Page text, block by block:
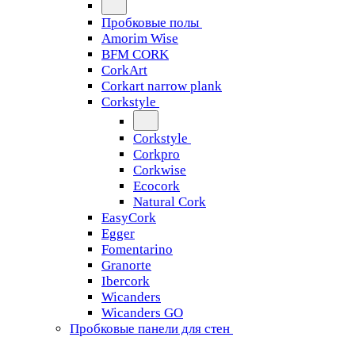
Пробковые полы
Amorim Wise
BFM CORK
CorkArt
Corkart narrow plank
Corkstyle
Corkstyle
Corkpro
Corkwise
Ecocork
Natural Cork
EasyCork
Egger
Fomentarino
Granorte
Ibercork
Wicanders
Wicanders GO
Пробковые панели для стен